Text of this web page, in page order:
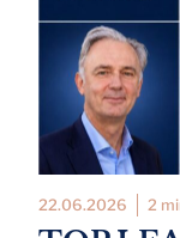
22.06.2026 2